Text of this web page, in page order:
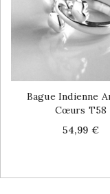
Bague Indienne
Cœurs T58
Price
54,99 €